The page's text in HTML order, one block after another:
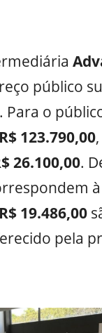
público
. Para o
R$ 123.790,00
26.100,00.
à
R$ 19.486,00
pela